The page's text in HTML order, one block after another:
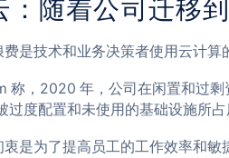
：随着公司迁移
是技术和业务决策者使用云计算
称，2020 年，公司在闲置和过
过度配置和未使用的基础设施所
是为了提高员工的工作效率和